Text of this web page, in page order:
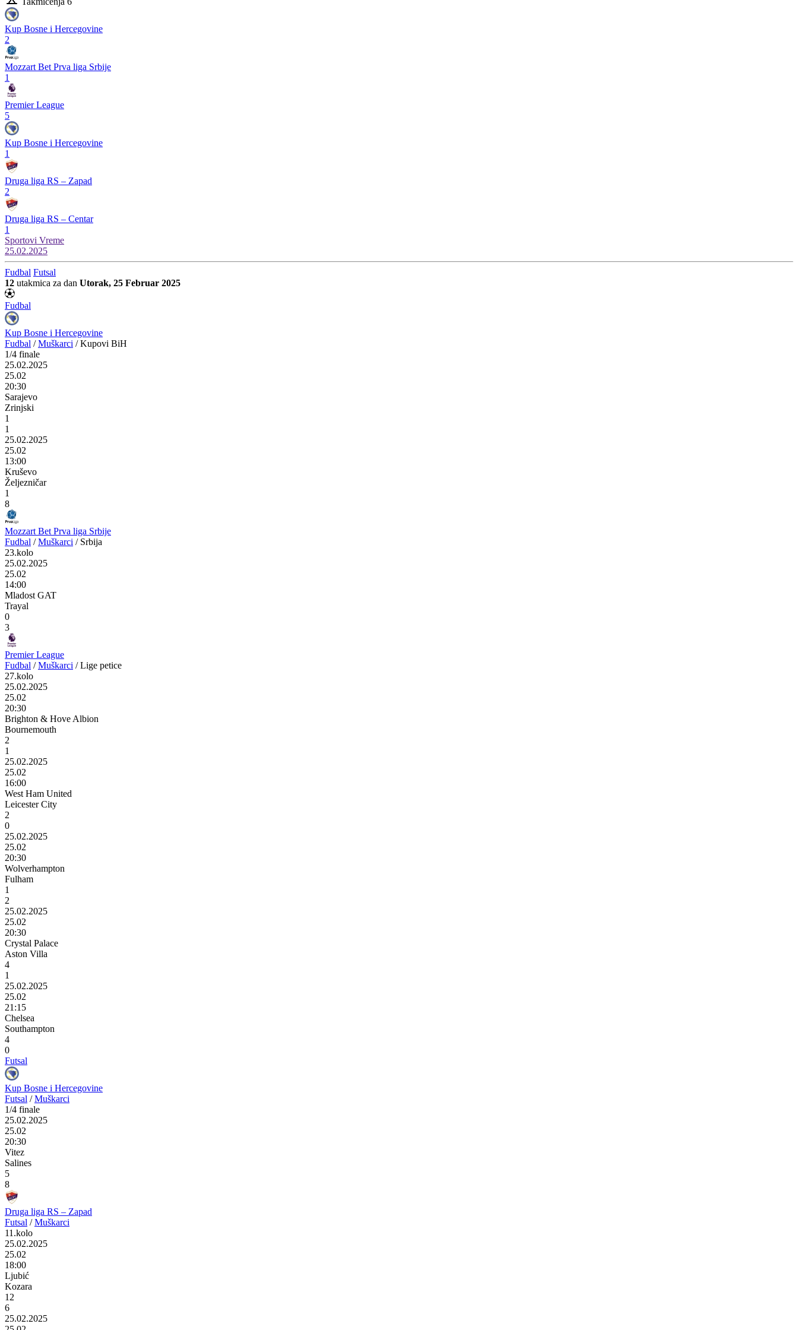
Kup Bosne i Hercegovine
2
Mozzart Bet Prva liga Srbije
1
Premier League
5
Kup Bosne i Hercegovine
1
Druga liga RS – Zapad
2
Druga liga RS – Centar
1
Sportovi Vreme
25.02.2025
Fudbal Futsal
12 utakmica za dan Utorak, 25 Februar 2025
Fudbal
Kup Bosne i Hercegovine
Fudbal / Muškarci / Kupovi BiH
1/4 finale
25.02.2025
25.02
20:30
Sarajevo
Zrinjski
1
1
25.02.2025
25.02
13:00
Kruševo
Željezničar
1
8
Mozzart Bet Prva liga Srbije
Fudbal / Muškarci / Srbija
23.kolo
25.02.2025
25.02
14:00
Mladost GAT
Trayal
0
3
Premier League
Fudbal / Muškarci / Lige petice
27.kolo
25.02.2025
25.02
20:30
Brighton & Hove Albion
Bournemouth
2
1
25.02.2025
25.02
16:00
West Ham United
Leicester City
2
0
25.02.2025
25.02
20:30
Wolverhampton
Fulham
1
2
25.02.2025
25.02
20:30
Crystal Palace
Aston Villa
4
1
25.02.2025
25.02
21:15
Chelsea
Southampton
4
0
Futsal
Kup Bosne i Hercegovine
Futsal / Muškarci
1/4 finale
25.02.2025
25.02
20:30
Vitez
Salines
5
8
Druga liga RS – Zapad
Futsal / Muškarci
11.kolo
25.02.2025
25.02
18:00
Ljubić
Kozara
12
6
25.02.2025